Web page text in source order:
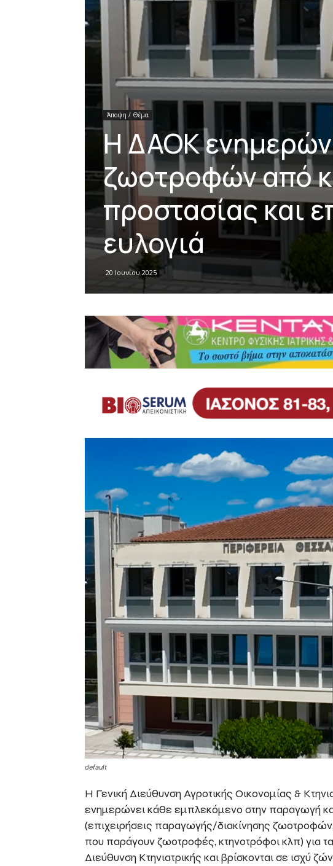
Άποψη / Θέμα
H ΔΑΟΚ
ζωοτροφών από
προστασίας και
ευλογιά
20 Ιουνίου 2025
default
Η Γενική Διεύθυνση Αγροτικής Οικονομίας &
ενημερώνει κάθε εμπλεκόμενο στην παραγωγή
(επιχειρήσεις παραγωγής/διακίνησης
που παράγουν ζωοτροφές, κτηνοτρόφοι κλπ) για
Διεύθυνση Κτηνιατρικής και βρίσκονται σε ισχύ